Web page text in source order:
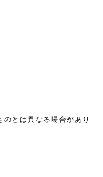
とは異なる場合があり